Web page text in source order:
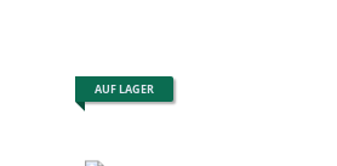
AUF LAGER